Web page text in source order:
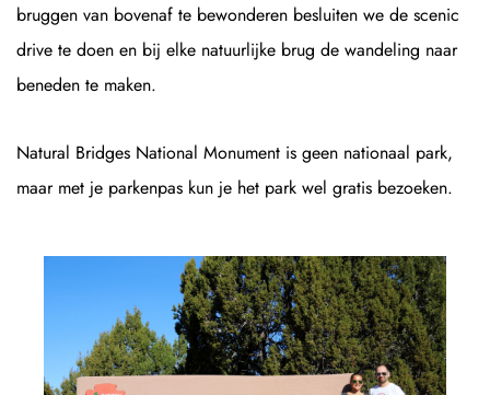
bruggen van bovenaf te bewonderen besluiten we de scenic
drive te doen en bij elke natuurlijke brug de wandeling naar
beneden te maken.
Natural Bridges National Monument is geen nationaal park,
maar met je parkenpas kun je het park wel gratis bezoeken.